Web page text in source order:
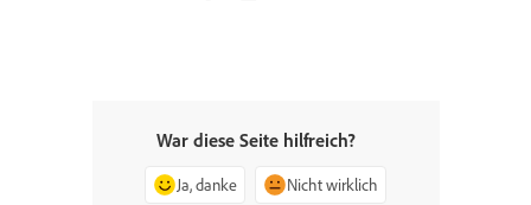
War diese Seite hilfreich?
Ja, danke Nicht wirklich